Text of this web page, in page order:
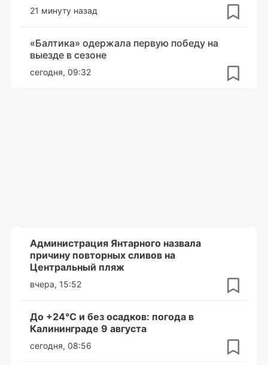
21 минуту назад
«Балтика» одержала первую победу на
выезде в сезоне
сегодня, 09:32
Администрация Янтарного назвала
причину повторных сливов на
Центральный пляж
вчера, 15:52
До +24°С и без осадков: погода в
Калининграде 9 августа
сегодня, 08:56